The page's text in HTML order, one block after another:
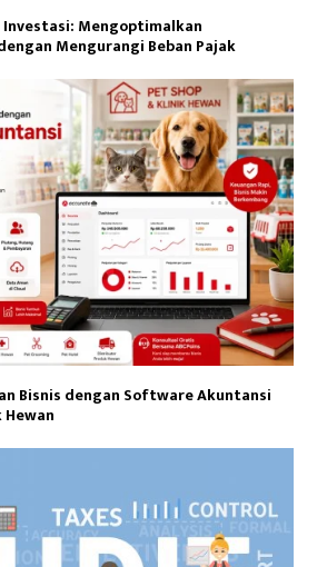
Mengoptimalkan
Mengurangi Beban Pajak
Bisnis dengan Software Akuntansi